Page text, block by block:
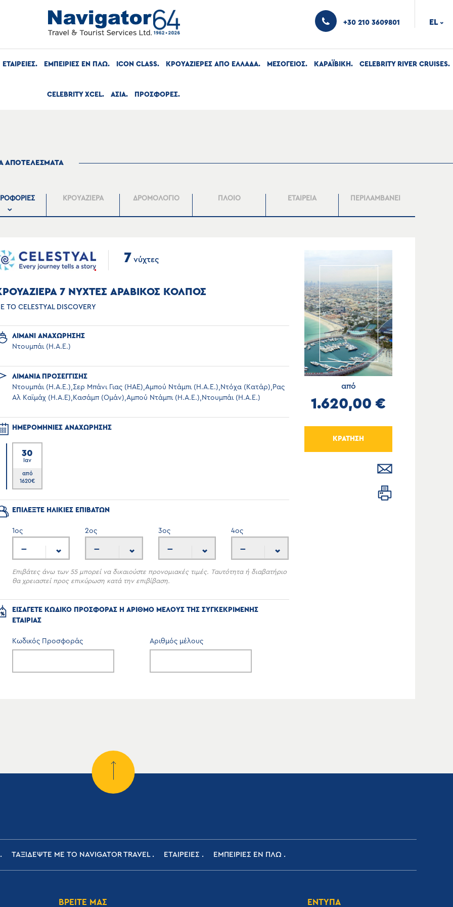
+30 210 3609801 EL ›
ΕΤΑΙΡΕΙΕΣ ΕΜΠΕΙΡΙΕΣ ΕΝ ΠΛΩ ICON CLASS ΚΡΟΥΑΖΙΕΡΕΣ ΑΠΟ ΕΛΛΑΔΑ ΜΕΣΟΓΕΙΟΣ ΚΑΡΑΪΒΙΚΗ CELEBRITY RIVER CRUISES
CELEBRITY XCEL ΑΣΙΑ ΠΡΟΣΦΟΡΕΣ
ΑΠΟΤΕΛΕΣΜΑΤΑ
ΚΡΟΥΑΖΙΕΡΑ ΔΡΟΜΟΛΟΓΙΟ ΠΛΟΙΟ ΕΤΑΙΡΕΙΑ ΠΕΡΙΛΑΜΒΑΝΕΙ
7 νύχτες
7 ΝΥΧΤΕΣ ΑΡΑΒΙΚΟΣ ΚΟΛΠΟΣ
ΤΟ CELESTYAL DISCOVERY
ΛΙΜΑΝΙ ΑΝΑΧΩΡΗΣΗΣ
Ντουμπάι (Η.Α.Ε.)
ΛΙΜΑΝΙΑ ΠΡΟΣΕΓΓΙΣΗΣ
Ντουμπάι (Η.Α.Ε.),Σερ Μπάνι Γιας (ΗΑΕ),Αμπού Ντάμπι (Η.Α.Ε.),Ντόχα (Κατάρ),Ρας
Αλ Καϊμάχ (Η.Α.Ε),Κασάμπ (Ομάν),Αμπού Ντάμπι (Η.Α.Ε.),Ντουμπάι (Η.Α.Ε.)
ΗΜΕΡΟΜΗΝΙΕΣ ΑΝΑΧΩΡΗΣΗΣ
30
Ιαν
από
1620€
ΕΠΙΛΕΞΤΕ ΗΛΙΚΙΕΣ ΕΠΙΒΑΤΩΝ
1ος
---
2ος
---
3ος
---
4ος
---
Επιβάτες άνω των 55 μπορεί να δικαιούστε προνομιακές τιμές. Ταυτότητα ή διαβατήριο
θα χρειαστεί προς επικύρωση κατά την επιβίβαση.
ΕΙΣΑΓΕΤΕ ΚΩΔΙΚΟ ΠΡΟΣΦΟΡΑΣ Η ΑΡΙΘΜΟ ΜΕΛΟΥΣ ΤΗΣ ΣΥΓΚΕΚΡΙΜΕΝΗΣ
ΕΤΑΙΡΙΑΣ
Κωδικός Προσφοράς Αριθμός μέλους
από
1.620,00 €
ΚΡΑΤΗΣΗ
ΤΑΞΙΔΕΨΤΕ ΜΕ ΤΟ NAVIGATOR TRAVEL ΕΤΑΙΡΕΙΕΣ ΕΜΠΕΙΡΙΕΣ ΕΝ ΠΛΩ
ΒΡΕΙΤΕ ΜΑΣ ΕΝΤΥΠΑ